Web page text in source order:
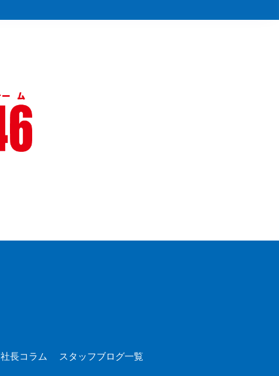
社長コラム スタッフブログ一覧